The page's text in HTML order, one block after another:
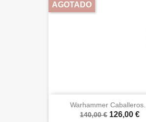
Warhammer Caballeros...
140,00 € 126,00 €
AGOTADO